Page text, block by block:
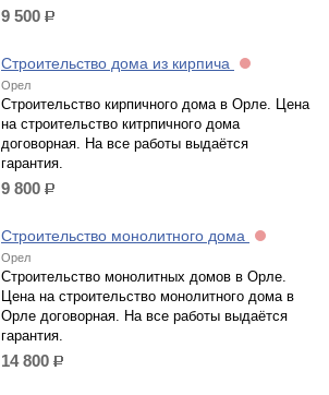
9 500 р.
Строительство дома из кирпича
Орел
Строительство кирпичного дома в Орле. Цена
на строительство китрпичного дома
договорная. На все работы выдаётся
гарантия.
9 800 р.
Строительство монолитного дома
Орел
Строительство монолитных домов в Орле.
Цена на строительство монолитного дома в
Орле договорная. На все работы выдаётся
гарантия.
14 800 р.